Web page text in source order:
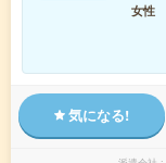
女性
気になる!